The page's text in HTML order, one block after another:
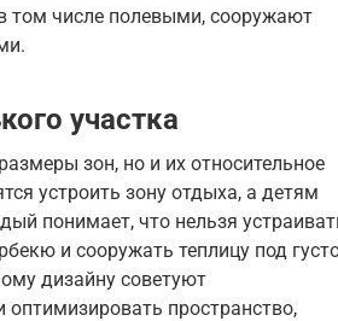
том числе полевыми, сооружают
участка
зон, но и их относительное
устроить зону отдыха, а детям
понимает, что нельзя
и сооружать теплицу под
дизайну советуют
пространство,